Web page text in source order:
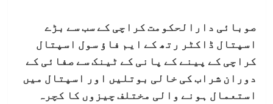
صوبائی دارالحکومت کراچی کے سب سے بڑے
اسپتال ڈاکٹر رتھ کے ایم فاؤ سول اسپتال
کراچی کے پینے کے پانی کے ٹینک سے صفائی کے
دوران شراب کی خالی بوتلیں اور اسپتال میں
استعمال ہونے والی مختلف چیزوں کا کچرہ